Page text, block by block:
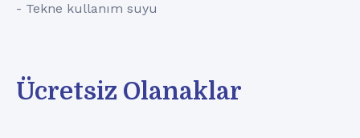
- Tekne kullanım suyu
Ücretsiz Olanaklar